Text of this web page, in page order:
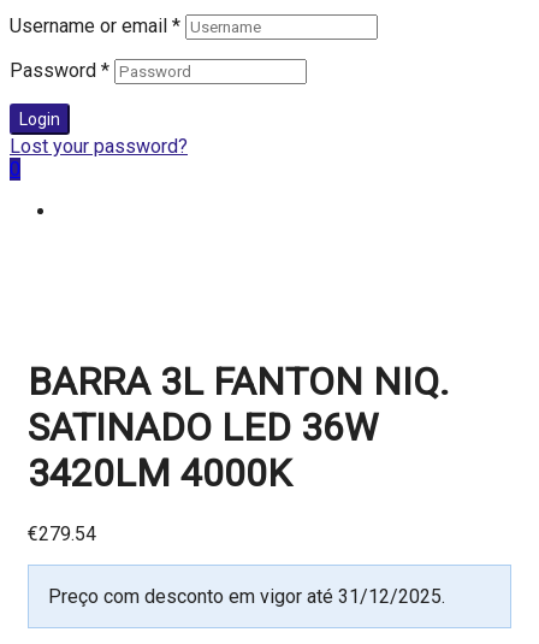
Username or email *
Password *
Login
Lost your password?
0
BARRA 3L FANTON NIQ.
SATINADO LED 36W
3420LM 4000K
€279.54
Preço com desconto em vigor até 31/12/2025.